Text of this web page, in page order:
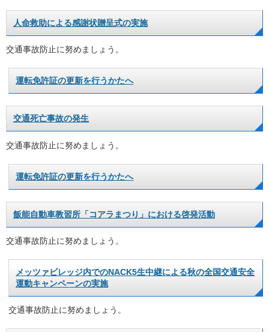
人命救助による感謝状贈呈式の実施
交通事故防止に努めましょう。
運転免許証の更新を行うかたへ
交通死亡事故の発生
交通事故防止に努めましょう。
運転免許証の更新を行うかたへ
飯能自動車教習所「コアラまつり」における啓発活動
交通事故防止に努めましょう。
メッツァビレッジ内でのNACK5生中継による秋の全国交通安全
運動キャンペーンの実施
交通事故防止に努めましょう。